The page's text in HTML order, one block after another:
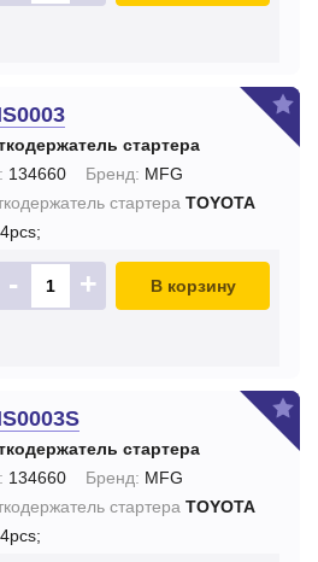
стартера
134660 Бренд: MFG
стартера TOYOTA
- + В корзину
стартера
134660 Бренд: MFG
стартера TOYOTA